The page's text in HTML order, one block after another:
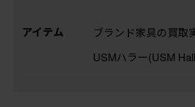
アイテム
ブランド家具の買取
USMハラー(USM